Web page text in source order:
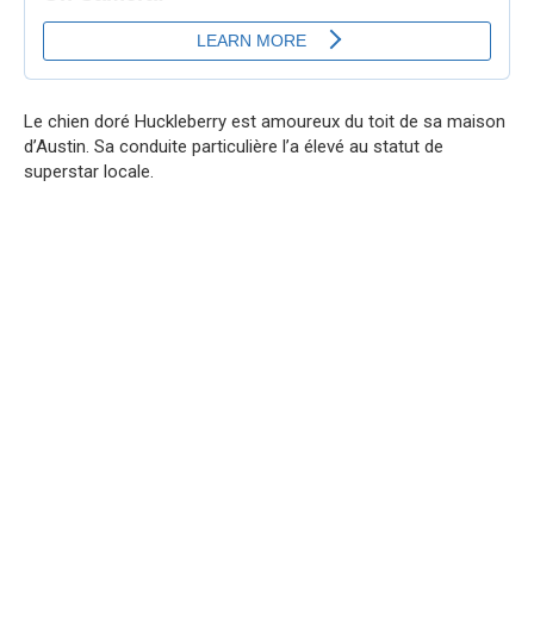
Le chien doré Huckleberry est amoureux du toit de sa maison
d’Austin. Sa conduite particulière l’a élevé au statut de
superstar locale.